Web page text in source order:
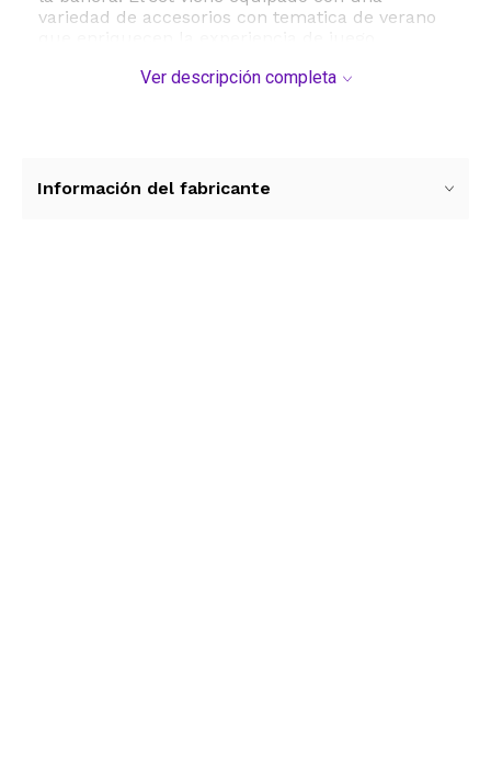
variedad de accesorios con tematica de verano
lentes de sol, sandalias de gladiador, dos
Este juguete promueve el desarrollo de
Ver descripción completa
Información del fabricante